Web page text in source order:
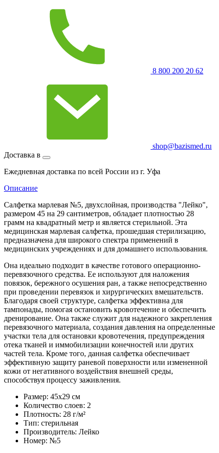
8 800 200 20 62
shop@bazismed.ru
Доставка в
Ежедневная доставка по всей России из г. Уфа
Описание
Салфетка марлевая №5, двухслойная, производства "Лейко",
размером 45 на 29 сантиметров, обладает плотностью 28
грамм на квадратный метр и является стерильной. Эта
медицинская марлевая салфетка, прошедшая стерилизацию,
предназначена для широкого спектра применений в
медицинских учреждениях и для домашнего использования.
Она идеально подходит в качестве готового операционно-
перевязочного средства. Ее используют для наложения
повязок, бережного осушения ран, а также непосредственно
при проведении перевязок и хирургических вмешательств.
Благодаря своей структуре, салфетка эффективна для
тампонады, помогая остановить кровотечение и обеспечить
дренирование. Она также служит для надежного закрепления
перевязочного материала, создания давления на определенные
участки тела для остановки кровотечения, предупреждения
отека тканей и иммобилизации конечностей или других
частей тела. Кроме того, данная салфетка обеспечивает
эффективную защиту раневой поверхности или измененной
кожи от негативного воздействия внешней среды,
способствуя процессу заживления.
Размер: 45x29 см
Количество слоев: 2
Плотность: 28 г/м²
Тип: стерильная
Производитель: Лейко
Номер: №5